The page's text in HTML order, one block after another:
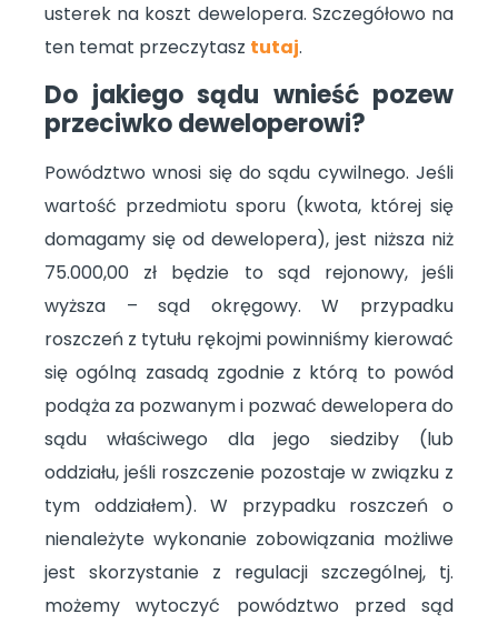
usterek na koszt dewelopera. Szczegółowo na
ten temat przeczytasz tutaj.
Do jakiego sądu wnieść pozew
przeciwko deweloperowi?
Powództwo wnosi się do sądu cywilnego. Jeśli
wartość przedmiotu sporu (kwota, której się
domagamy się od dewelopera), jest niższa niż
75.000,00 zł będzie to sąd rejonowy, jeśli
wyższa – sąd okręgowy. W przypadku
roszczeń z tytułu rękojmi powinniśmy kierować
się ogólną zasadą zgodnie z którą to powód
podąża za pozwanym i pozwać dewelopera do
sądu właściwego dla jego siedziby (lub
oddziału, jeśli roszczenie pozostaje w związku z
tym oddziałem). W przypadku roszczeń o
nienależyte wykonanie zobowiązania możliwe
jest skorzystanie z regulacji szczególnej, tj.
możemy wytoczyć powództwo przed sąd